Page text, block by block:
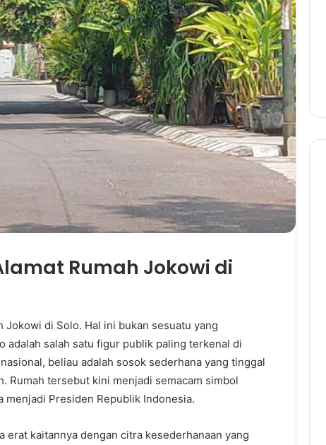
Rumah Jokowi di
Jokowi di Solo. Hal ini bukan sesuatu yang
adalah salah satu figur publik paling terkenal di
beliau adalah sosok sederhana yang tinggal
Rumah tersebut kini menjadi semacam simbol
menjadi Presiden Republik Indonesia.
kaitannya dengan citra kesederhanaan yang